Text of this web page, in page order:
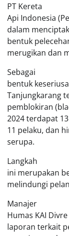
PT Kereta
Api Indonesia
dalam
bentuk
merugikan dan
Sebagai
bentuk
Tanjungkarang
pemblokiran
2024 terdapat
11 pelaku, dan
serupa.
Langkah
ini merupakan
melindungi
Manajer
Humas KAI
laporan terkait